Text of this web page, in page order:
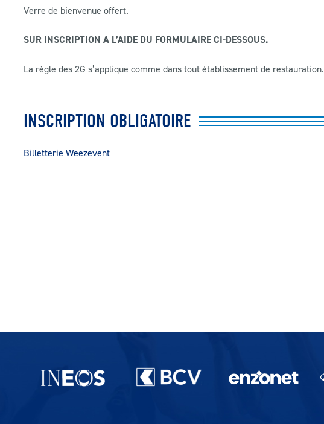
Verre de bienvenue offert.
SUR INSCRIPTION A L’AIDE DU FORMULAIRE CI-DESSOUS.
La règle des 2G s’applique comme dans tout établissement de restauration.
INSCRIPTION OBLIGATOIRE
Billetterie Weezevent
Partenaires du lausanne-Sport